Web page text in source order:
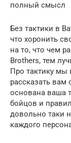
полный смысл
Без тактики в
что хоронить
на то, что чем
Brothers, тем
Про тактику мы
рассказать вам
основана ваша
бойцов и
довольно таки
каждого